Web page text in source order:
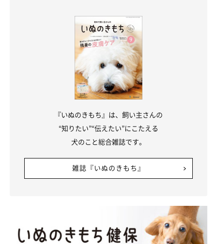
「友達は多いほうがいい」「食事はお行儀よく」など、人が決め
ているルールやマナーに犬を従わせるのはNG。人のマナーが理
解できない犬は、ストレスに感じてしまうことがあります。本当
に必要なルールやマナーか、愛犬が理解できないことを強要して
いないか、立ち止まって考えてみましょう。
飼い主さんがよかれと思っていることでも、実は愛犬にとっては
ストレスになっているかもしれません。ご紹介した内容を参考
みてはいかがでしょうか。
参考／「いぬのきもち」2022年5月号『もしかして、私のせ
い！？ 愛犬にストレスを与える飼い主さんのNG行動』
『いぬのきもち』は、飼い主さんの
“知りたい”“伝えたい”にこたえる
犬のこと総合雑誌です。
雑誌『いぬのきもち』